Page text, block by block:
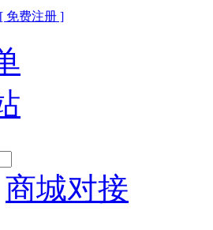
[ 免费注册 ]
商城对接